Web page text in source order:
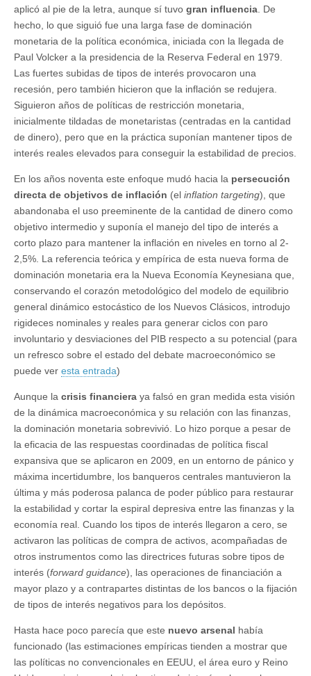
aplicó al pie de la letra, aunque sí tuvo gran influencia . De
hecho, lo que siguió fue una larga fase de dominación
monetaria de la política económica, iniciada con la llegada de
Paul Volcker a la presidencia de la Reserva Federal en 1979.
Las fuertes subidas de tipos de interés provocaron una
recesión, pero también hicieron que la inflación se redujera.
Siguieron años de políticas de restricción monetaria,
inicialmente tildadas de monetaristas (centradas en la cantidad
de dinero), pero que en la práctica suponían mantener tipos de
interés reales elevados para conseguir la estabilidad de precios.
En los años noventa este enfoque mudó hacia la persecución
directa de objetivos de inflación (el inflation targeting), que
abandonaba el uso preeminente de la cantidad de dinero como
objetivo intermedio y suponía el manejo del tipo de interés a
corto plazo para mantener la inflación en niveles en torno al 2-
2,5%. La referencia teórica y empírica de esta nueva forma de
dominación monetaria era la Nueva Economía Keynesiana que,
conservando el corazón metodológico del modelo de equilibrio
general dinámico estocástico de los Nuevos Clásicos, introdujo
rigideces nominales y reales para generar ciclos con paro
involuntario y desviaciones del PIB respecto a su potencial (para
un refresco sobre el estado del debate macroeconómico se
puede ver esta entrada)
Aunque la crisis financiera ya falsó en gran medida esta visión
de la dinámica macroeconómica y su relación con las finanzas,
la dominación monetaria sobrevivió. Lo hizo porque a pesar de
la eficacia de las respuestas coordinadas de política fiscal
expansiva que se aplicaron en 2009, en un entorno de pánico y
máxima incertidumbre, los banqueros centrales mantuvieron la
última y más poderosa palanca de poder público para restaurar
la estabilidad y cortar la espiral depresiva entre las finanzas y la
economía real. Cuando los tipos de interés llegaron a cero, se
activaron las políticas de compra de activos, acompañadas de
otros instrumentos como las directrices futuras sobre tipos de
interés (forward guidance), las operaciones de financiación a
mayor plazo y a contrapartes distintas de los bancos o la fijación
de tipos de interés negativos para los depósitos.
Hasta hace poco parecía que este nuevo arsenal había
funcionado (las estimaciones empíricas tienden a mostrar que
las políticas no convencionales en EEUU, el área euro y Reino